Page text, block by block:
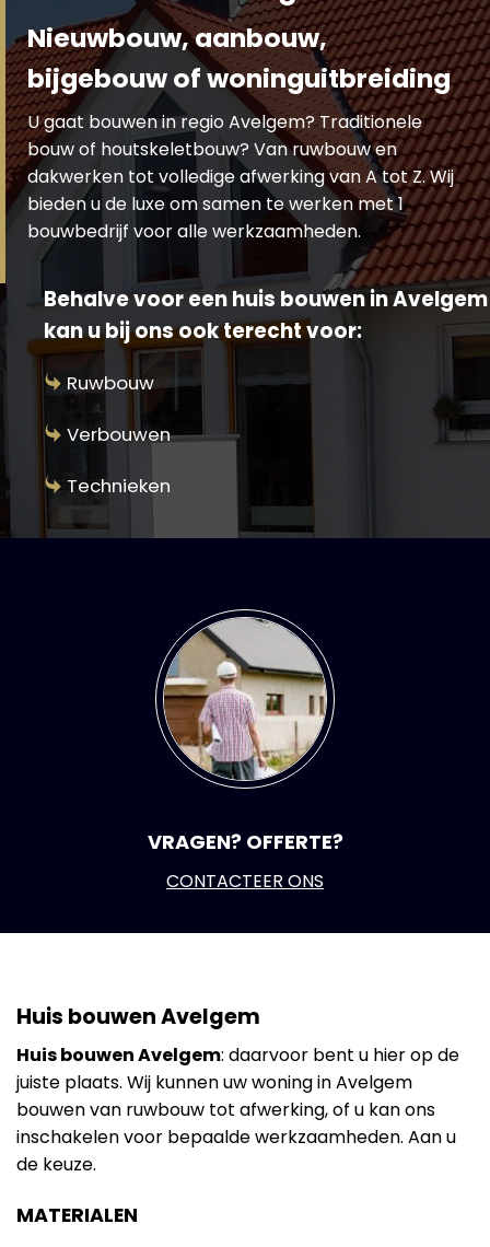
Nieuwbouw, aanbouw,
bijgebouw of woninguitbreiding
U gaat bouwen in regio Avelgem? Traditionele
bouw of houtskeletbouw? Van ruwbouw en
dakwerken tot volledige afwerking van A tot Z. Wij
bieden u de luxe om samen te werken met 1
bouwbedrijf voor alle werkzaamheden.
Behalve voor een huis bouwen in Avelgem
kan u bij ons ook terecht voor:
Ruwbouw
Verbouwen
Technieken
VRAGEN? OFFERTE?
CONTACTEER ONS
Huis bouwen Avelgem
Huis bouwen Avelgem: daarvoor bent u hier op de
juiste plaats. Wij kunnen uw woning in Avelgem
bouwen van ruwbouw tot afwerking, of u kan ons
inschakelen voor bepaalde werkzaamheden. Aan u
de keuze.
MATERIALEN